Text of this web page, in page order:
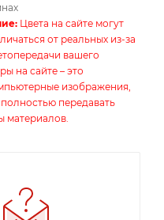
Цвета на сайте могут
от реальных из-за
вашего
на сайте – это
изображения,
передавать
материалов.